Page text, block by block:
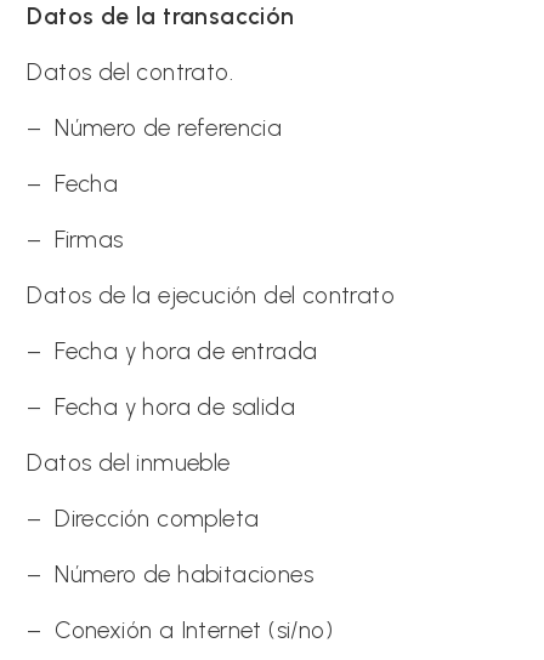
Datos de la transacción
Datos del contrato.
– Número de referencia
– Fecha
– Firmas
Datos de la ejecución del contrato
– Fecha y hora de entrada
– Fecha y hora de salida
Datos del inmueble
– Dirección completa
– Número de habitaciones
– Conexión a Internet (si/no)